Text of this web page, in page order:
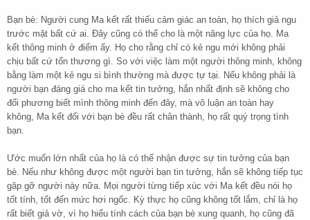
Bạn bè: Người cung Ma kết rất thiếu cảm giác an toàn, họ thích giả ngu
trước mặt bất cứ ai. Đây cũng có thể cho là một năng lực của họ. Ma
kết thông minh ở điểm ấy. Họ cho rằng chỉ có kẻ ngu mới không phải
chịu bất cứ tổn thương gì. So với việc làm một người thông minh, không
bằng làm một kẻ ngu si bình thường mà được tự tại. Nếu không phải là
người bạn đáng giá cho ma kết tin tưởng, hắn nhất định sẽ không cho
đối phương biết mình thông minh đến đây, mà vô luận an toàn hay
không, Ma kết đối với bạn bè đều rất chân thành, họ rất quý trọng tình
bạn.
Ước muốn lớn nhất của họ là có thể nhận được sự tin tưởng của bạn
bè. Nếu như không được một người bạn tin tưởng, hắn sẽ không tiếp tục
gặp gỡ người này nữa. Mọi người từng tiếp xúc với Ma kết đều nói họ
tốt tính, tốt đến mức hơi ngốc. Kỳ thực họ cũng không tốt lắm, chỉ là họ
rất biết giả vờ, vì họ hiểu tính cách của bạn bè xung quanh, họ cũng đã